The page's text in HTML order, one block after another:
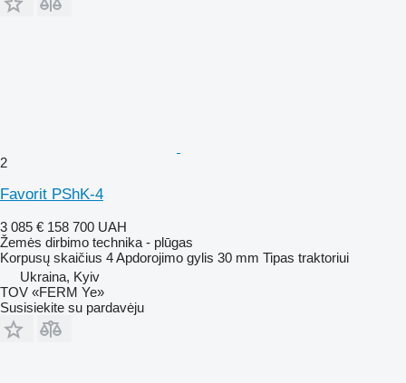
2
Favorit PShK-4
3 085 € 158 700 UAH
Žemės dirbimo technika - plūgas
Korpusų skaičius 4Apdorojimo gylis 30 mm Tipas traktoriui
Ukraina, Kyiv
TOV «FERM Ye»
Susisiekite su pardavėju